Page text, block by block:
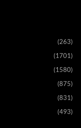
(263)
(1701)
(1580)
(875)
(831)
(493)